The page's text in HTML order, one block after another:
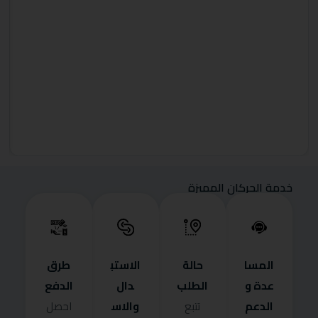
خدمة الحركان المميزة
المسا
عدة و
الدعم
حالة
الطلب
تتبع
الاستب
دال
والاس
طرق
الدفع
احصل